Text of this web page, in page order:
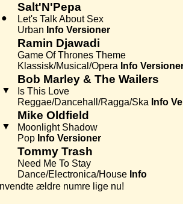
●
Salt'N'Pepa
Let's Talk About Sex
Urban Info Versioner
Ramin Djawadi
Game Of Thrones Theme
Klassisk/Musical/Opera Info
▼
Bob Marley & The Wailers
Is This Love
Reggae/Dancehall/Ragga/Ska Info
▼
Mike Oldfield
Moonlight Shadow
Pop Info Versioner
Tommy Trash
Need Me To Stay
Dance/Electronica/House Info
ældre numre lige nu!